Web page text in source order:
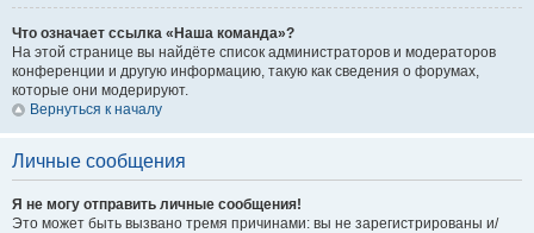
Что означает ссылка «Наша команда»?
На этой странице вы найдёте список администраторов и модераторов
конференции и другую информацию, такую как сведения о форумах,
которые они модерируют.
Вернуться к началу
Личные сообщения
Я не могу отправить личные сообщения!
Это может быть вызвано тремя причинами: вы не зарегистрированы и/